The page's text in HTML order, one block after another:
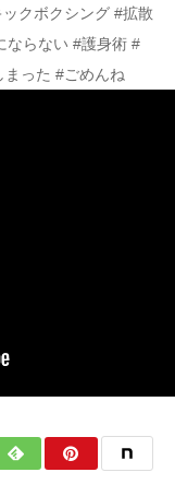
クボクシング #拡散
ならない #護身術 #
った #ごめんね